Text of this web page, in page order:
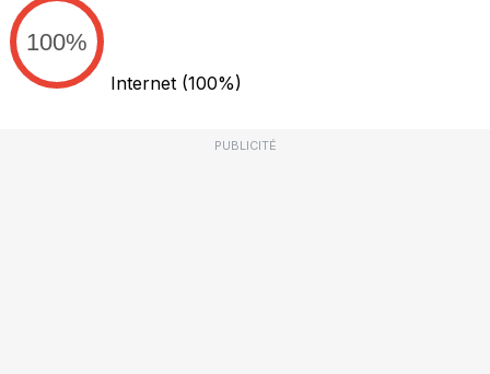
100%
Internet (100%)
PUBLICITÉ